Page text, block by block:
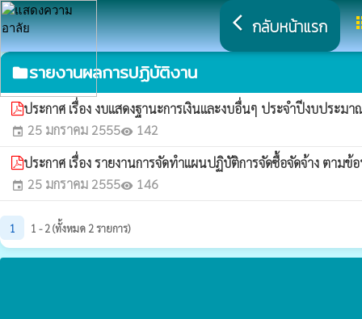
arrow_back_ios กลับหน้าแรก
folderรายงานผลการปฏิบัติงาน
ประกาศ เรื่อง งบแสดงฐานะการเงินและงบอื่นๆ ประจำปีงบประม
event 25 มกราคม 2555visibility 142
ประกาศ เรื่อง รายงานการจัดทำแผนปฏิบัติการจัดซื้อจัดจ้าง ตา
event 25 มกราคม 2555visibility 146
1 1 - 2 (ทั้งหมด 2 รายการ)